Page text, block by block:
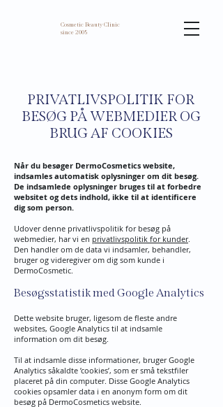
Cosmetic Beauty Clinic
since 2005
PRIVATLIVSPOLITIK FOR
BESØG PÅ WEBMEDIER OG
BRUG AF COOKIES
Når du besøger DermoCosmetics website,
indsamles automatisk oplysninger om dit besøg.
De indsamlede oplysninger bruges til at forbedre
websitet og dets indhold, ikke til at identificere
dig som person.
Udover denne privatlivspolitik for besøg på
webmedier, har vi en privatlivspolitik for kunder.
Den handler om de data vi indsamler, behandler,
bruger og videregiver om dig som kunde i
DermoCosmetic.
Besøgsstatistik med Google Analytics
Dette website bruger, ligesom de fleste andre
websites, Google Analytics til at indsamle
information om dit besøg.
Til at indsamle disse informationer, bruger Google
Analytics såkaldte ’cookies’, som er små tekstfiler
placeret på din computer. Disse Google Analytics
cookies opsamler data i en anonym form om dit
besøg på DermoCosmetics website.